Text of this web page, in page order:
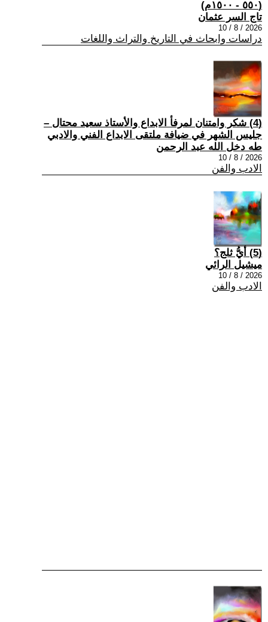
(٥٥٠ - ١٥٠٠م)
تاج السر عثمان
2026 / 8 / 10
دراسات وابحاث في التاريخ والتراث واللغات
(4) شكر وامتنان لمرفأ الابداع والأستاذ سعيد محتال –
جليس الشهر في ضيافة ملتقى الابداع الفني والادبي
طه دخل الله عبد الرحمن
2026 / 8 / 10
الادب والفن
(5) أيُّ ثلج؟
ميشيل الرائي
2026 / 8 / 10
الادب والفن